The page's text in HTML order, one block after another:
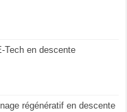
Tech en descente
régénératif en descente